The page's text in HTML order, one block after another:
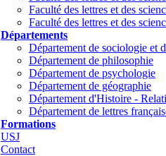
Faculté des lettres et des
Faculté des lettres et des
Départements
Département de sociologie et
Département de philosophie
Département de psychologie
Département de géographie
Département d'Histoire -
Département de lettres
Formations
USJ
Contact